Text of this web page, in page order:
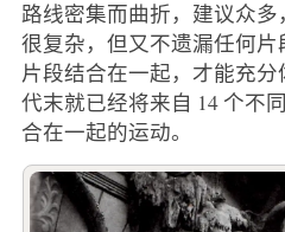
路线密集而曲折，建议众
很复杂，但又不遗漏任何
片段结合在一起，才能充分
代末就已经将来自 14 个不
合在一起的运动。